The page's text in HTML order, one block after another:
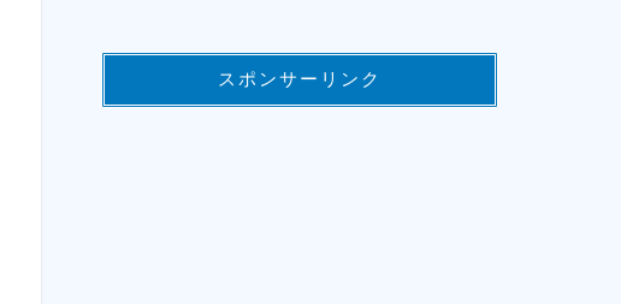
スポンサーリンク